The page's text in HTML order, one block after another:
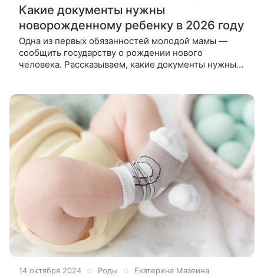
Какие документы нужны
новорожденному ребенку в 2026 году
Одна из первых обязанностей молодой мамы —
сообщить государству о рождении нового
человека. Рассказываем, какие документы нужны
14 октября 2024 Роды Екатерина Мазеина